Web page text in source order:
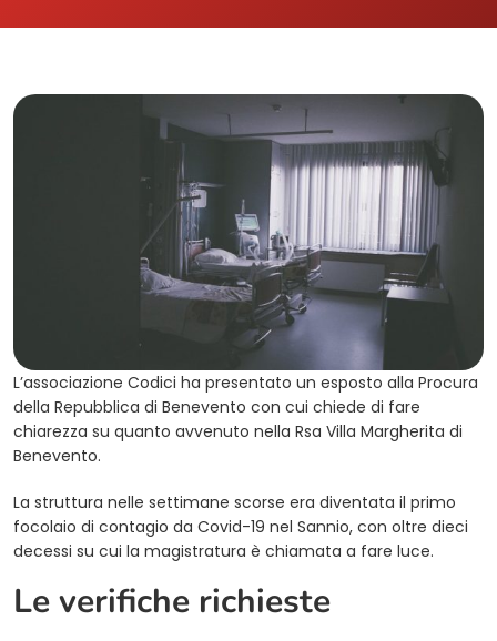
L’associazione Codici ha presentato un esposto alla Procura
della Repubblica di Benevento con cui chiede di fare
chiarezza su quanto avvenuto nella Rsa Villa Margherita di
Benevento.
La struttura nelle settimane scorse era diventata il primo
focolaio di contagio da Covid-19 nel Sannio, con oltre dieci
decessi su cui la magistratura è chiamata a fare luce.
Le verifiche richieste